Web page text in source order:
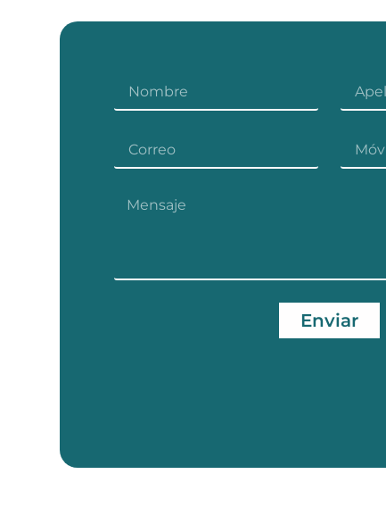
Enviar